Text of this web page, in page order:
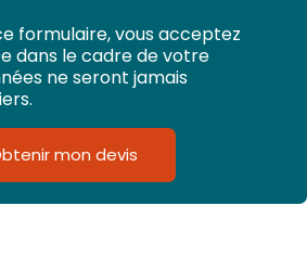
formulaire, vous acceptez
dans le cadre de votre
ne seront jamais
mon devis